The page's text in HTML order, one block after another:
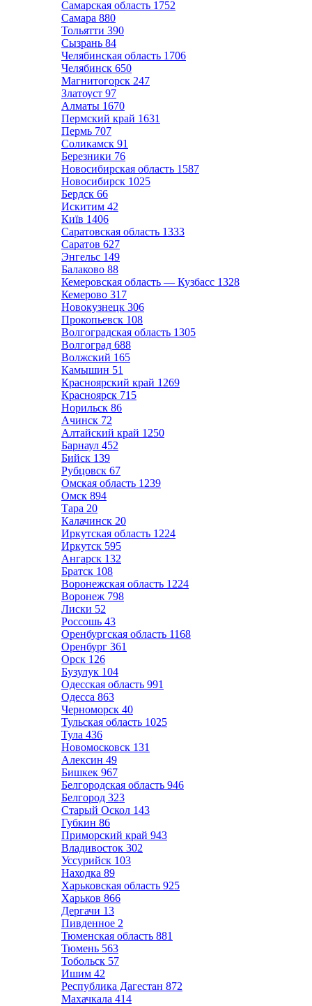
Самарская область 1752
Самара 880
Тольятти 390
Сызрань 84
Челябинская область 1706
Челябинск 650
Магнитогорск 247
Златоуст 97
Алматы 1670
Пермский край 1631
Пермь 707
Соликамск 91
Березники 76
Новосибирская область 1587
Новосибирск 1025
Бердск 66
Искитим 42
Київ 1406
Саратовская область 1333
Саратов 627
Энгельс 149
Балаково 88
Кемеровская область — Кузбасс 1328
Кемерово 317
Новокузнецк 306
Прокопьевск 108
Волгоградская область 1305
Волгоград 688
Волжский 165
Камышин 51
Красноярский край 1269
Красноярск 715
Норильск 86
Ачинск 72
Алтайский край 1250
Барнаул 452
Бийск 139
Рубцовск 67
Омская область 1239
Омск 894
Тара 20
Калачинск 20
Иркутская область 1224
Иркутск 595
Ангарск 132
Братск 108
Воронежская область 1224
Воронеж 798
Лиски 52
Россошь 43
Оренбургская область 1168
Оренбург 361
Орск 126
Бузулук 104
Одесская область 991
Одесса 863
Черноморск 40
Тульская область 1025
Тула 436
Новомосковск 131
Алексин 49
Бишкек 967
Белгородская область 946
Белгород 323
Старый Оскол 143
Губкин 86
Приморский край 943
Владивосток 302
Уссурийск 103
Находка 89
Харьковская область 925
Харьков 866
Дергачи 13
Пивденное 2
Тюменская область 881
Тюмень 563
Тобольск 57
Ишим 42
Республика Дагестан 872
Махачкала 414